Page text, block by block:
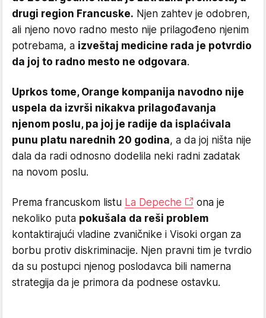
drugi region Francuske. Njen zahtev je odobren,
ali njeno novo radno mesto nije prilagođeno njenim
potrebama, a izveštaj medicine rada je potvrdio
da joj to radno mesto ne odgovara.
Uprkos tome, Orange kompanija navodno nije
uspela da izvrši nikakva prilagođavanja
njenom poslu, pa joj je radije da isplaćivala
punu platu narednih 20 godina, a da joj ništa nije
dala da radi odnosno dodelila neki radni zadatak
na novom poslu.
Prema francuskom listu La Depeche
ona je
nekoliko puta pokušala da reši problem
kontaktirajući vladine zvaničnike i Visoki organ za
borbu protiv diskriminacije. Njen pravni tim je tvrdio
da su postupci njenog poslodavca bili namerna
strategija da je primora da podnese ostavku.